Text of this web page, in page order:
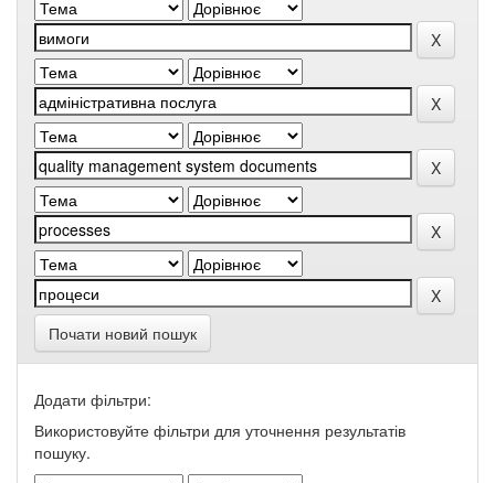
Почати новий пошук
Додати фільтри:
Використовуйте фільтри для уточнення результатів
пошуку.